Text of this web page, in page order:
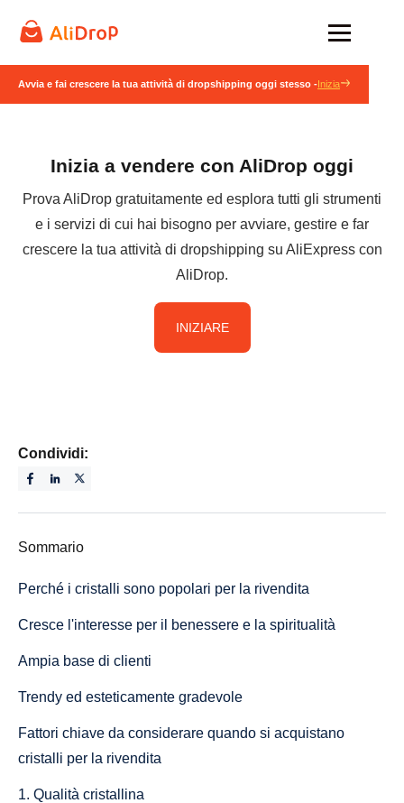
Avvia e fai crescere la tua attività di dropshipping oggi stesso -Inizia
Inizia a vendere con AliDrop oggi
Prova AliDrop gratuitamente ed esplora tutti gli strumenti
e i servizi di cui hai bisogno per avviare, gestire e far
crescere la tua attività di dropshipping su AliExpress con
AliDrop.
INIZIARE
Condividi:
Sommario
Perché i cristalli sono popolari per la rivendita
Cresce l'interesse per il benessere e la spiritualità
Ampia base di clienti
Trendy ed esteticamente gradevole
Fattori chiave da considerare quando si acquistano
cristalli per la rivendita
1. Qualità cristallina